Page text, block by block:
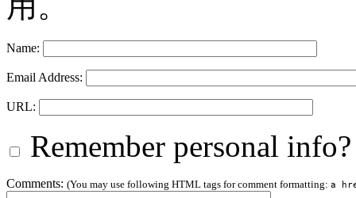
Name:
Email Address:
URL:
Remember personal info?
Comments: (You may use following HTML tags for comment formatting: a